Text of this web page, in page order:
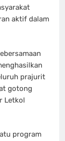
aktif dalam
prajurit
gotong
Letkol
program